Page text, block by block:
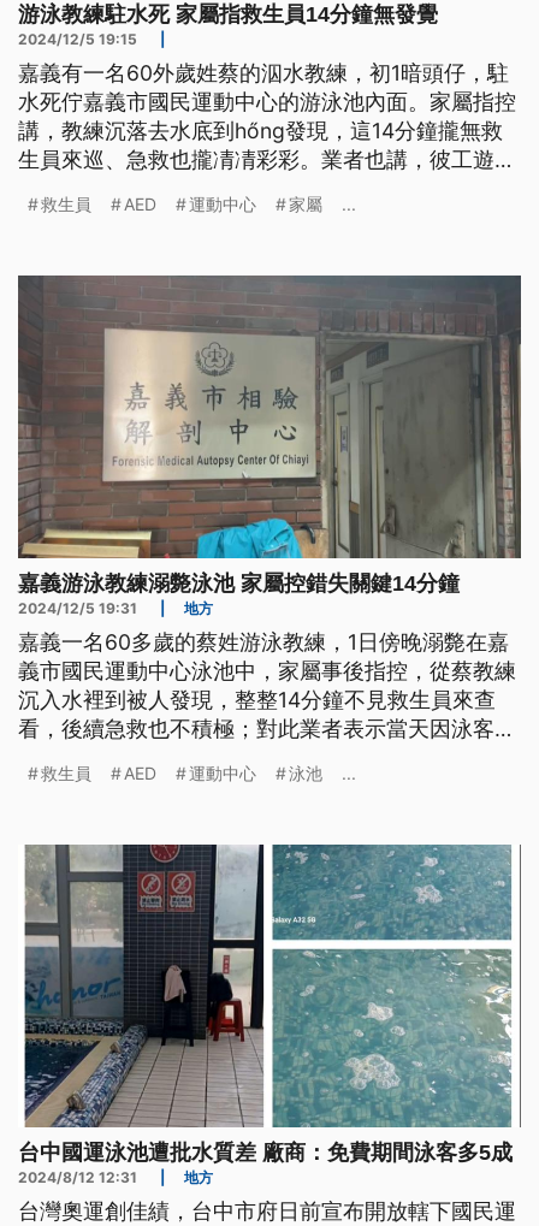
游泳教練駐水死 家屬指救生員14分鐘無發覺
2024/12/5 19:15
嘉義有一名60外歲姓蔡的泅水教練，初1暗頭仔，駐
水死佇嘉義市國民運動中心的游泳池內面。家屬指控
講，教練沉落去水底到hőng發現，這14分鐘攏無救
生員來巡、急救也攏凊凊彩彩。業者也講，彼工遊客
題、導言為臺語文）
救生員 AED 運動中心 家屬 ...
嘉義游泳教練溺斃泳池 家屬控錯失關鍵14分鐘
2024/12/5 19:31 地方
嘉義一名60多歲的蔡姓游泳教練，1日傍晚溺斃在嘉
義市國民運動中心泳池中，家屬事後指控，從蔡教練
沉入水裡到被人發現，整整14分鐘不見救生員來查
看，後續急救也不積極；對此業者表示當天因泳客較
釐清確切死因，及是否有人為疏失。
救生員 AED 運動中心 泳池 ...
台中國運泳池遭批水質差 廠商：免費期間泳客多5成
2024/8/12 12:31 地方
台灣奧運創佳績，台中市府日前宣布開放轄下國民運